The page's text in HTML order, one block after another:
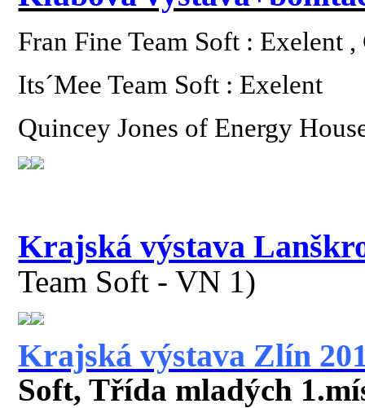
Fran Fine Team Soft : Exelent
Its´Mee Team Soft : Exelent
Quincey Jones of Energy
Krajská výstava
Team Soft - VN 1)
Krajská výstava Zlín
Soft, Třída mladých